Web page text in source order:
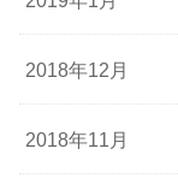
2018年12月
2018年11月